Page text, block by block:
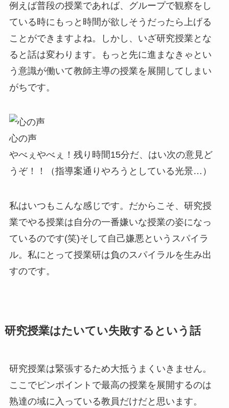
例えば普段の授業であれば、グループで観察をし
ている時にもっと時間が欲しそうだったら上げる
ことができますよね。しかし、いざ研究授業とな
ると話は変わります。もっと先に進まなきゃとい
う意識が働いて教師主導の授業を展開してしまい
がちです。
心の声
やべぇやべぇ！残り時間15分だ、はい次の意見ど
うぞ！！（指導案通りやろうとしている光景…）
私はいつもこんな感じです。だからこそ、研究授
業でやる授業は自分の一番嫌いな授業の姿になっ
ているのです(笑)そして自己嫌悪というスパイラ
ル。私にとって授業研は負のスパイラルを生み出
すのです。
研究授業はたいてい失敗するという話
研究授業は緊張するため大抵うまくいきません。
ここでピンポイントで最高の授業を展開するのは
熟達の域に入っている教員だけだと思います。